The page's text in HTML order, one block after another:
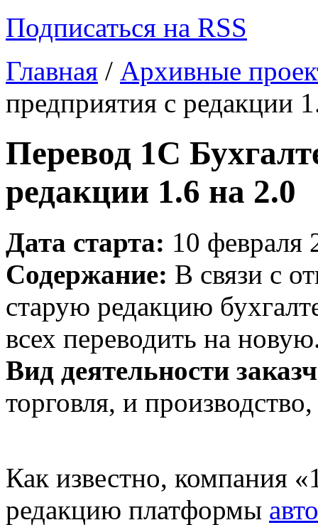
Подписаться на RSS
Главная / Архивные
предприятия с редакции
Перевод 1С
редакции 1.6 на 2.0
Дата старта: 10 февраля
Содержание: В связи с
старую редакцию
всех переводить на
Вид деятельности
торговля, и
Как известно, компания
редакцию платформы